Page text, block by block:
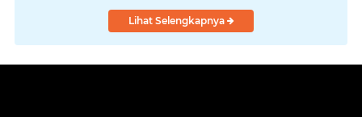
Lihat Selengkapnya